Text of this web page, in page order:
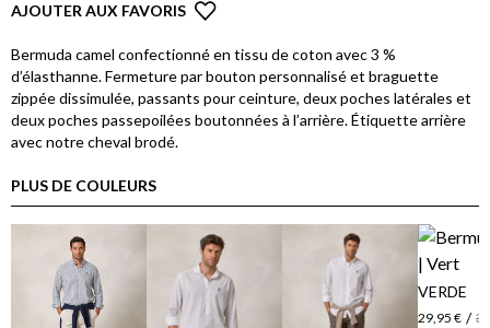
AJOUTER AUX FAVORIS
Bermuda camel confectionné en tissu de coton avec 3 %
d’élasthanne. Fermeture par bouton personnalisé et braguette
zippée dissimulée, passants pour ceinture, deux poches latérales et
deux poches passepoilées boutonnées à l’arrière. Étiquette arrière
avec notre cheval brodé.
PLUS DE COULEURS
VERDE
29,95 € /